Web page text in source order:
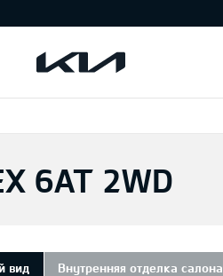
6AT 2WD
вид Внутренняя отделка салона